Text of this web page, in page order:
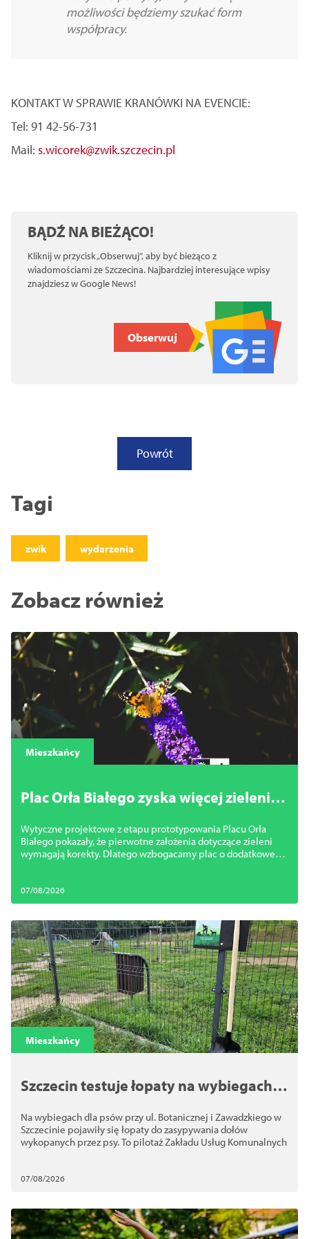
możliwości będziemy szukać form
współpracy.
KONTAKT W SPRAWIE KRANÓWKI NA EVENCIE:
Tel: 91 42-56-731
Mail: s.wicorek@zwik.szczecin.pl
BĄDŹ NA BIEŻĄCO!
Kliknij w przycisk „Obserwuj”, aby być bieżąco z
wiadomościami ze Szczecina. Najbardziej interesujące wpisy
znajdziesz w Google News!
Obserwuj
Powrót
Tagi
zwik wydarzenia
Zobacz również
Mieszkańcy
Plac Orła Białego zyska więcej zieleni.
Wytyczne projektowe z etapu prototypowania Placu Orła
Białego pokazały, że pierwotne założenia dotyczące zieleni
wymagają korekty. Dlatego wzbogacamy plac o dodatkowe
07/08/2026
Mieszkańcy
Szczecin testuje łopaty na wybiegach
Na wybiegach dla psów przy ul. Botanicznej i Zawadzkiego w
Szczecinie pojawiły się łopaty do zasypywania dołów
wykopanych przez psy. To pilotaż Zakładu Usług Komunalnych
07/08/2026